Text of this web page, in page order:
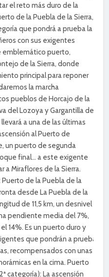
el reto más duro de la
de la Puebla de la Sierra,
que pondrá a prueba la
con sus exigentes
emblemático puerto,
de la Sierra, donde
principal para reponer
la marcha
pueblos de Horcajo de la
del Lozoya y Gargantilla de
a una de las últimas
al Puerto de
un puerto de segunda
final… a este exigente
a Miraflores de la Sierra.
de la Puebla de la
desde La Puebla de la
de 11,5 km, un desnivel
pendiente media del 7%,
14%. Es un puerto duro y
que pondrán a prueba
recompensados con unas
en la cima. Puerto
categoría): La ascensión